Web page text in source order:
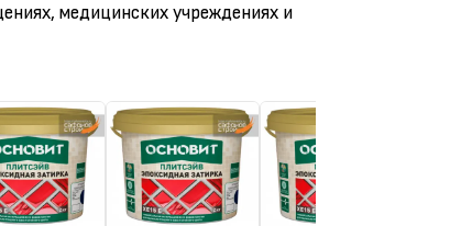
медицинских учреждениях и